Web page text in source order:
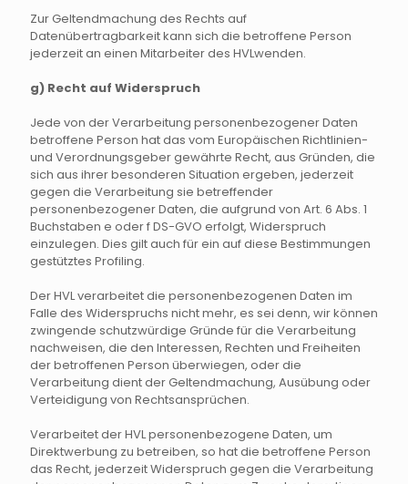
Zur Geltendmachung des Rechts auf
Datenübertragbarkeit kann sich die betroffene Person
jederzeit an einen Mitarbeiter des HVLwenden.
g) Recht auf Widerspruch
Jede von der Verarbeitung personenbezogener Daten
betroffene Person hat das vom Europäischen Richtlinien-
und Verordnungsgeber gewährte Recht, aus Gründen, die
sich aus ihrer besonderen Situation ergeben, jederzeit
gegen die Verarbeitung sie betreffender
personenbezogener Daten, die aufgrund von Art. 6 Abs. 1
Buchstaben e oder f DS-GVO erfolgt, Widerspruch
einzulegen. Dies gilt auch für ein auf diese Bestimmungen
gestütztes Profiling.
Der HVL verarbeitet die personenbezogenen Daten im
Falle des Widerspruchs nicht mehr, es sei denn, wir können
zwingende schutzwürdige Gründe für die Verarbeitung
nachweisen, die den Interessen, Rechten und Freiheiten
der betroffenen Person überwiegen, oder die
Verarbeitung dient der Geltendmachung, Ausübung oder
Verteidigung von Rechtsansprüchen.
Verarbeitet der HVL personenbezogene Daten, um
Direktwerbung zu betreiben, so hat die betroffene Person
das Recht, jederzeit Widerspruch gegen die Verarbeitung